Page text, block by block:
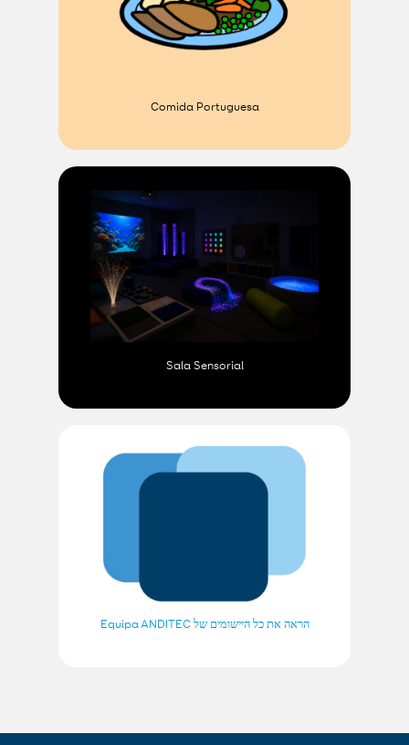
Comida Portuguesa
Sala Sensorial
הראה את כל היישומים של Equipa ANDITEC